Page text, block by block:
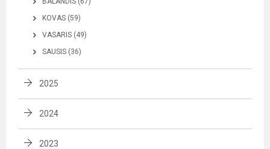
KOVAS (59)
VASARIS (49)
SAUSIS (36)
2025
2024
2023